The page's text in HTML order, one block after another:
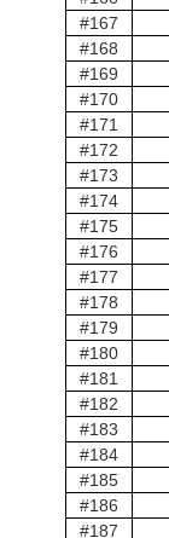
#167
#168
#169
#170
#171
#172
#173
#174
#175
#176
#177
#178
#179
#180
#181
#182
#183
#184
#185
#186
#187